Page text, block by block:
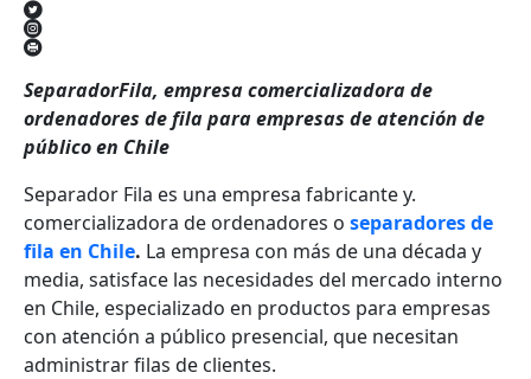
SeparadorFila, empresa comercializadora de
ordenadores de fila para empresas de atención de
público en Chile
Separador Fila es una empresa fabricante y.
comercializadora de ordenadores o separadores de
fila en Chile. La empresa con más de una década y
media, satisface las necesidades del mercado interno
en Chile, especializado en productos para empresas
con atención a público presencial, que necesitan
administrar filas de clientes.